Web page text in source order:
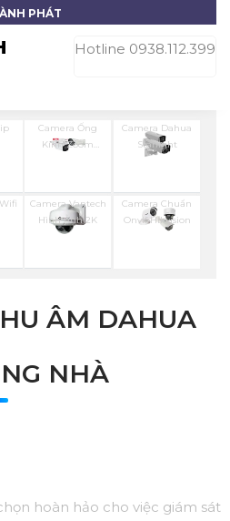
PHÁT
Hotline 0938.112.399
Camera Ống
Kính Zoom
Camera Dahua
Starlight
Camera Vantech
Hình Ảnh 2K
Camera Chuẩn
Onvif Hikvision
ÂM DAHUA
NHÀ
hoàn hảo cho việc giám sát